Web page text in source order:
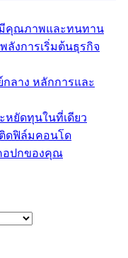
คุณภาพและทนทาน
งการเริ่มต้นธุรกิจ
กลาง หลักการและ
ยัดทุนในที่เดียว
ดฟิล์มคอนโด
อปกของคุณ